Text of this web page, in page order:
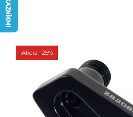
Akcia -25%